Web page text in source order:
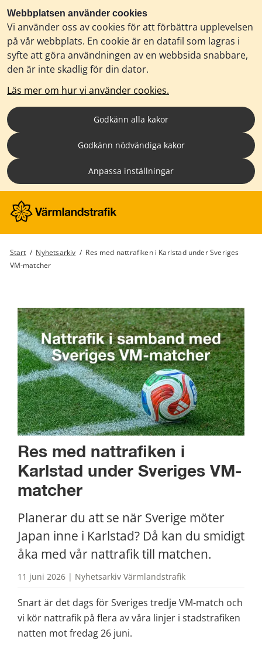
Webbplatsen använder cookies
Vi använder oss av cookies för att förbättra upplevelsen
på vår webbplats. En cookie är en datafil som lagras i
syfte att göra användningen av en webbsida snabbare,
den är inte skadlig för din dator.
Läs mer om hur vi använder cookies.
Godkänn alla kakor
Godkänn nödvändiga kakor
Anpassa inställningar
Start / Nyhetsarkiv / Res med nattrafiken i Karlstad under Sveriges
VM-matcher
Res med nattrafiken i
Karlstad under Sveriges VM-
matcher
Planerar du att se när Sverige möter
Japan inne i Karlstad? Då kan du smidigt
åka med vår nattrafik till matchen.
11 juni 2026 | Nyhetsarkiv Värmlandstrafik
Snart är det dags för Sveriges tredje VM-match och
vi kör nattrafik på flera av våra linjer i stadstrafiken
natten mot fredag 26 juni.